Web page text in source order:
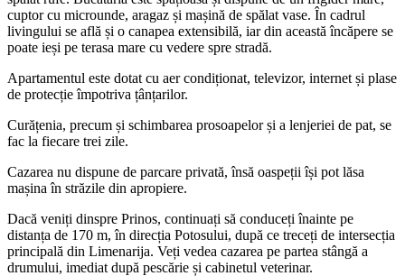
cuptor cu microunde, aragaz și mașină de spălat vase. În cadrul
livingului se află și o canapea extensibilă, iar din această încăpere se
poate ieși pe terasa mare cu vedere spre stradă.
Apartamentul este dotat cu aer condiționat, televizor, internet și plase
de protecție împotriva țânțarilor.
Curățenia, precum și schimbarea prosoapelor și a lenjeriei de pat, se
fac la fiecare trei zile.
Cazarea nu dispune de parcare privată, însă oaspeții își pot lăsa
mașina în străzile din apropiere.
Dacă veniți dinspre Prinos, continuați să conduceți înainte pe
distanța de 170 m, în direcția Potosului, după ce treceți de intersecția
principală din Limenarija. Veți vedea cazarea pe partea stângă a
drumului, imediat după pescărie și cabinetul veterinar.